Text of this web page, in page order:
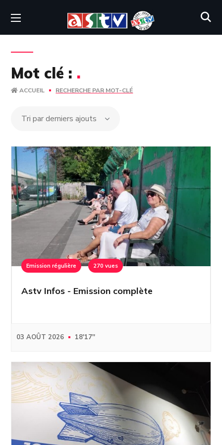
Mot clé : .
ACCUEIL RECHERCHE PAR MOT-CLÉ
Emission régulière 270 vues
Astv Infos - Emission complète
03 AOÛT 2026 18'17''